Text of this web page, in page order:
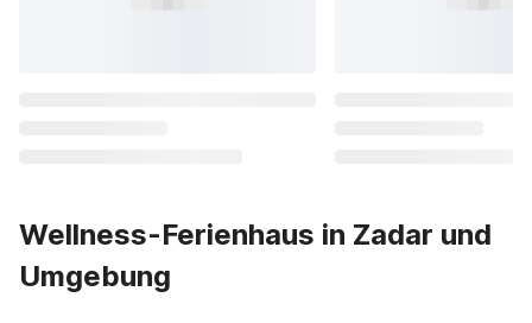
Wellness-Ferienhaus in Zadar und
Umgebung